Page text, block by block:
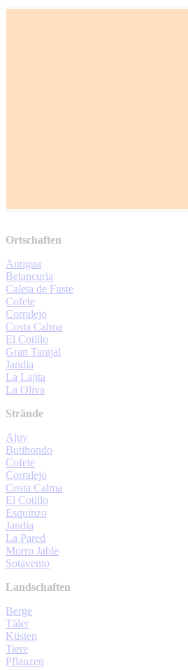
Ortschaften
Antigua
Betancuria
Caleta de Fuste
Cofete
Corralejo
Costa Calma
El Cotillo
Gran Tarajal
Jandia
La Lajita
La Oliva
Strände
Ajuy
Butihondo
Cofete
Corralejo
Costa Calma
El Cotillo
Esquinzo
Jandia
La Pared
Morro Jable
Sotavento
Landschaften
Berge
Täler
Küsten
Tiere
Pflanzen